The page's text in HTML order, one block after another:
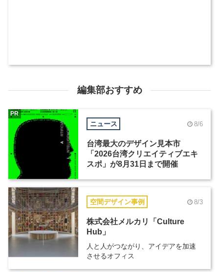
編集部おすすめ
ニュース 8/6
台湾最大のデザイン見本市
「2026台湾クリエイティブエキ
スポ」が8月31日まで開催
PR
空間デザイン事例 8/3
株式会社メルカリ「Culture
Hub」
人と人がつながり、アイデアを加速
させるオフィス